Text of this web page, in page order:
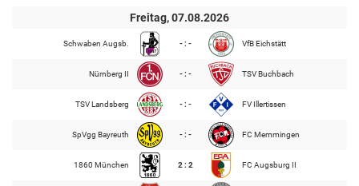
Freitag, 07.08.2026
Schwaben Augsb. - : - VfB Eichstätt
Nürnberg II - : - TSV Buchbach
TSV Landsberg - : - FV Illertissen
SpVgg Bayreuth - : - FC Memmingen
1860 München 2 : 2 FC Augsburg II